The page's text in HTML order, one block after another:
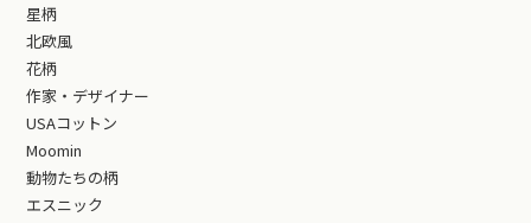
星柄
北欧風
花柄
作家・デザイナー
USAコットン
Moomin
動物たちの柄
エスニック